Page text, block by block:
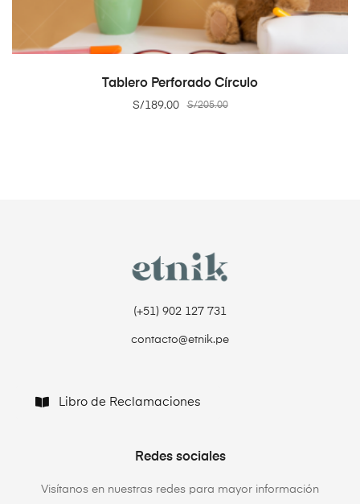
ADD TO CART
Tablero Perforado Círculo
S/205.00
S/189.00
(+51) 902 127 731‬
contacto@etnik.pe
Libro de Reclamaciones
Redes sociales
Visítanos en nuestras redes para mayor información